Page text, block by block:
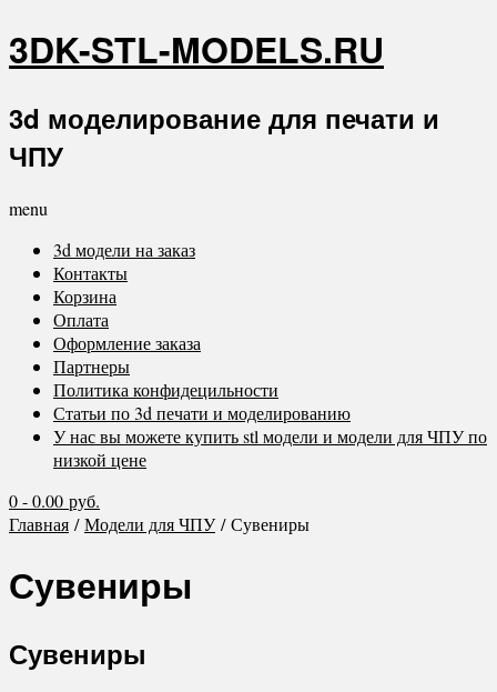
3DK-STL-MODELS.RU
3d моделирование для печати и
ЧПУ
menu
3d модели на заказ
Контакты
Корзина
Оплата
Оформление заказа
Партнеры
Политика конфидецильности
Статьи по 3d печати и моделированию
У нас вы можете купить stl модели и модели для ЧПУ по
низкой цене
0- 0.00 руб.
Главная /Модели для ЧПУ/ Сувениры
Сувениры
Сувениры